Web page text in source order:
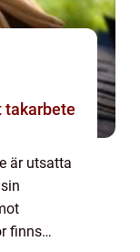
är utsatta
finns